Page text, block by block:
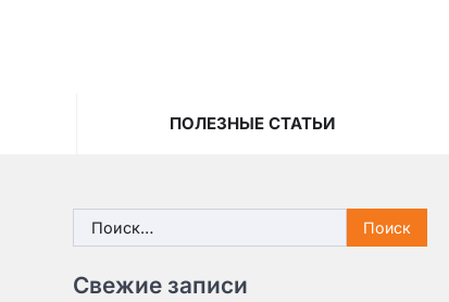
ПОЛЕЗНЫЕ СТАТЬИ
Найти:
Свежие записи